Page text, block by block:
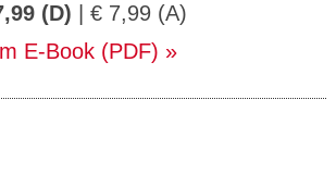
(D) | € 7,99 (A)
E-Book (PDF)